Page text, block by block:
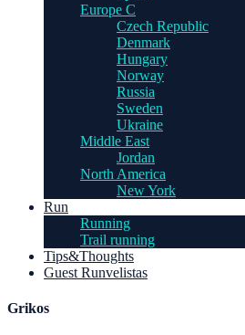
Europe C
Czech Republic
Denmark
Hungary
Norway
Russia
Sweden
Ukraine
Middle East
Jordan
North America
New York
Run
Running
Trail running
Tips&Thoughts
Guest Runvelistas
Grikos